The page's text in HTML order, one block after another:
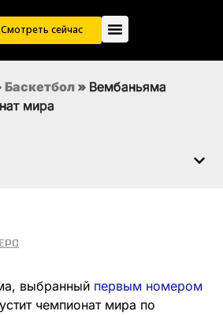
Смотреть сейчас
Баскетбол » Вембаньяма
мира
чемпионат
выбранный первым номером
чемпионат мира по